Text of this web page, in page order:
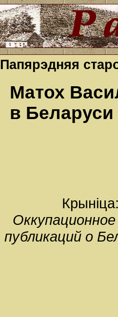
Папярэдняя
Матох
в Беларуси
публикаций о